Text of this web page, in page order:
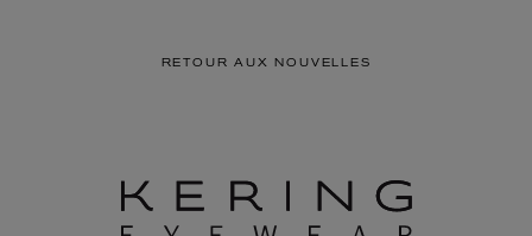
RETOUR AUX NOUVELLES